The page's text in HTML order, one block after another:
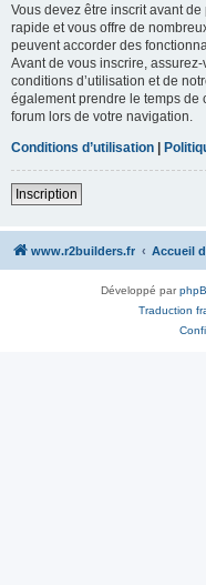
Vous devez être inscrit avant
rapide et vous offre de
peuvent accorder des
Avant de vous inscrire,
conditions d’utilisation et de
également prendre le temps de
forum lors de votre navigation.
Conditions d’utilisation |
Inscription
www.r2builders.fr Accueil
Développé par
Traduction